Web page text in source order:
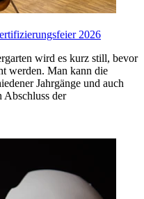
2026
wird es kurz still, bevor
werden. Man kann die
Jahrgänge und auch
Abschluss der